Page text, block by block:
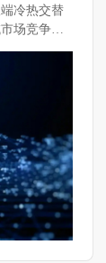
冷热交替
场竞争力